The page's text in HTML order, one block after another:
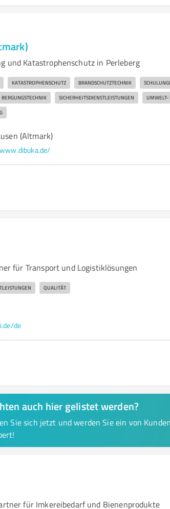
und Katastrophenschutz in Perleberg
KATASTROPHENSCHUTZ BRANDSCHUTZTECHNIK
BERGUNGSTECHNIK SICHERHEITSDIENSTLEISTUNGEN UMWELT-
(Altmark)
www.dibuka.de/
für Transport und Logistiklösungen
QUALITÄT
de
auch hier gelistet werden?
Sie sich jetzt und werden Sie ein von
für Imkereibedarf und Bienenprodukte